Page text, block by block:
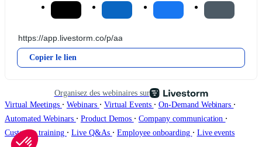
Copier le lien
Organisez des webinaires sur
Virtual Meetings ∙ Webinars ∙ Virtual Events ∙ On-Demand Webinars ∙
Automated Webinars ∙ Product Demos ∙ Company communication ∙
Customer training ∙ Live Q&As ∙ Employee onboarding ∙ Live events